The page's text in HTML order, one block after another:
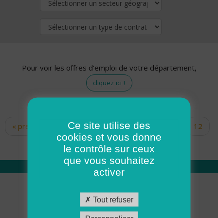
Pour voir les offres d'emploi de votre département,
cliquez ici !
Pages
« premier ‹ précédent … 10
12
14 15 16 17
Qui sommes nous
Académie ADMR
Ce site utilise des
cookies et vous donne
le contrôle sur ceux
que vous souhaitez
activer
Tout refuser